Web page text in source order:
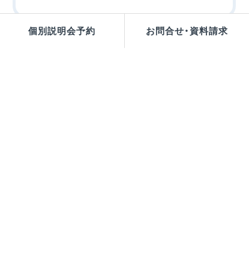
個別説明会予約 お問合せ・資料請求